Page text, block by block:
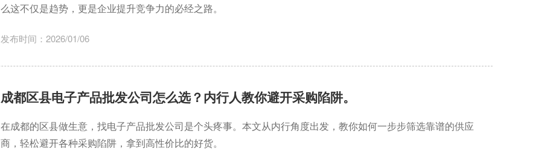
么这不仅是趋势，更是企业提升竞争力的必经之路。
发布时间：2026/01/06
成都区县电子产品批发公司怎么选？内行人教你避开采购陷阱。
在成都的区县做生意，找电子产品批发公司是个头疼事。本文从内行角度出发，教你如何一步步筛选靠谱的供应
商，轻松避开各种采购陷阱，拿到高性价比的好货。